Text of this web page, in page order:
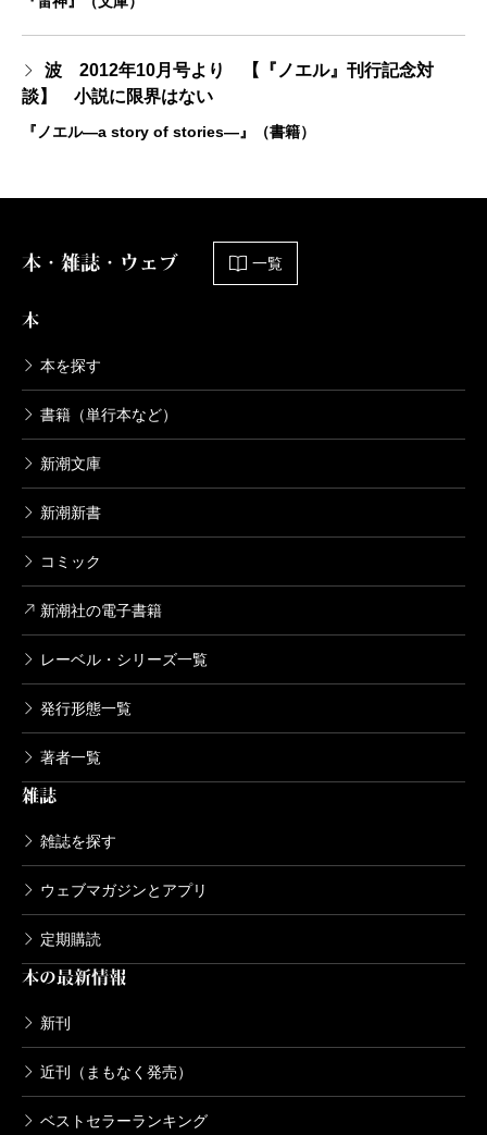
波 2012年10月号より 【『ノエル』刊行記念対
談】 小説に限界はない
『ノエル―a story of stories―』（書籍）
本・雑誌・ウェブ 一覧
本
本を探す
書籍（単行本など）
新潮文庫
新潮新書
コミック
新潮社の電子書籍
レーベル・シリーズ一覧
発行形態一覧
著者一覧
雑誌
雑誌を探す
ウェブマガジンとアプリ
定期購読
本の最新情報
新刊
近刊（まもなく発売）
ベストセラーランキング